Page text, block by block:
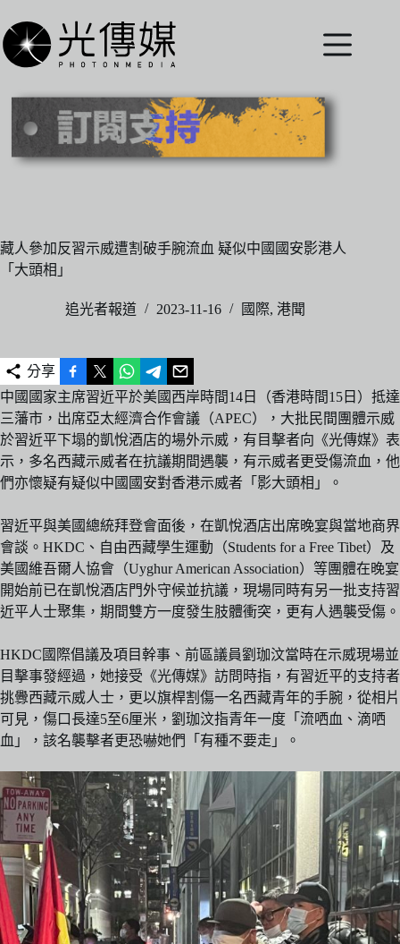
至
主
內
藏人參加反習示威遭割破手腕流血 疑似中國國安影港人
「大頭相」
追光者報道 2023-11-16 國際, 港聞
分享
中國國家主席習近平於美國西岸時間14日（香港時間15日）抵達
三藩市，出席亞太經濟合作會議（APEC），大批民間團體示威
於習近平下塌的凱悅酒店的場外示威，有目擊者向《光傳媒》表
示，多名西藏示威者在抗議期間遇襲，有示威者更受傷流血，他
們亦懷疑有疑似中國國安對香港示威者「影大頭相」。
習近平與美國總統拜登會面後，在凱悅酒店出席晚宴與當地商界
會談。HKDC、自由西藏學生運動（Students for a Free Tibet）及
美國維吾爾人協會（Uyghur American Association）等團體在晚宴
開始前已在凱悅酒店門外守候並抗議，現場同時有另一批支持習
近平人士聚集，期間雙方一度發生肢體衝突，更有人遇襲受傷。
HKDC國際倡議及項目幹事、前區議員劉珈汶當時在示威現場並
目擊事發經過，她接受《光傳媒》訪問時指，有習近平的支持者
挑釁西藏示威人士，更以旗桿割傷一名西藏青年的手腕，從相片
可見，傷口長達5至6厘米，劉珈汶指青年一度「流哂血、滴哂
血」，該名襲擊者更恐嚇她們「有種不要走」。